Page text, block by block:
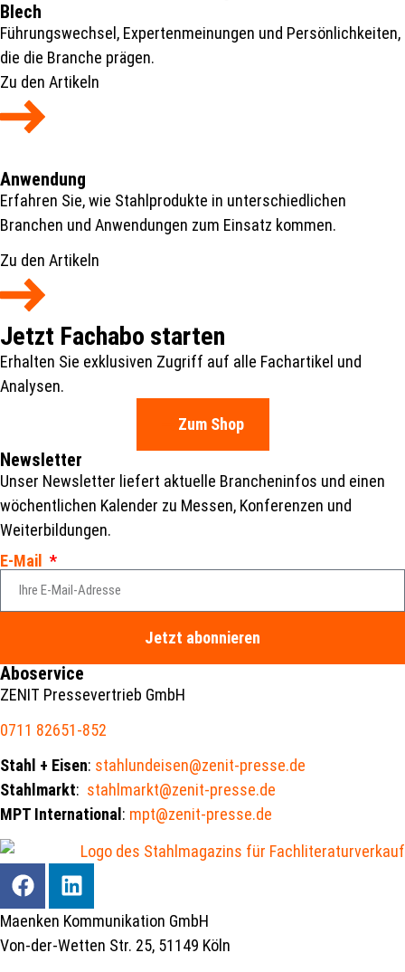
Blech
Führungswechsel, Expertenmeinungen und Persönlichkeiten,
die die Branche prägen.
Zu den Artikeln
Anwendung
Erfahren Sie, wie Stahlprodukte in unterschiedlichen
Branchen und Anwendungen zum Einsatz kommen.
Zu den Artikeln
Jetzt Fachabo starten
Erhalten Sie exklusiven Zugriff auf alle Fachartikel und
Analysen.
Zum Shop
Newsletter
Unser Newsletter liefert aktuelle Brancheninfos und einen
wöchentlichen Kalender zu Messen, Konferenzen und
Weiterbildungen.
E-Mail
Jetzt abonnieren
Aboservice
ZENIT Pressevertrieb GmbH
0711 82651-852
Stahl + Eisen: stahlundeisen@zenit-presse.de
Stahlmarkt: stahlmarkt@zenit-presse.de
MPT International : mpt@zenit-presse.de
Maenken Kommunikation GmbH
Von-der-Wetten Str. 25, 51149 Köln